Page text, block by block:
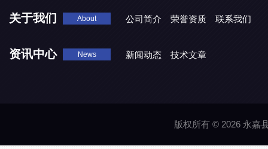
关于我们 About 公司简介 荣誉资质 联系我们
资讯中心 News 新闻动态 技术文章
版权所有 © 2026 永嘉